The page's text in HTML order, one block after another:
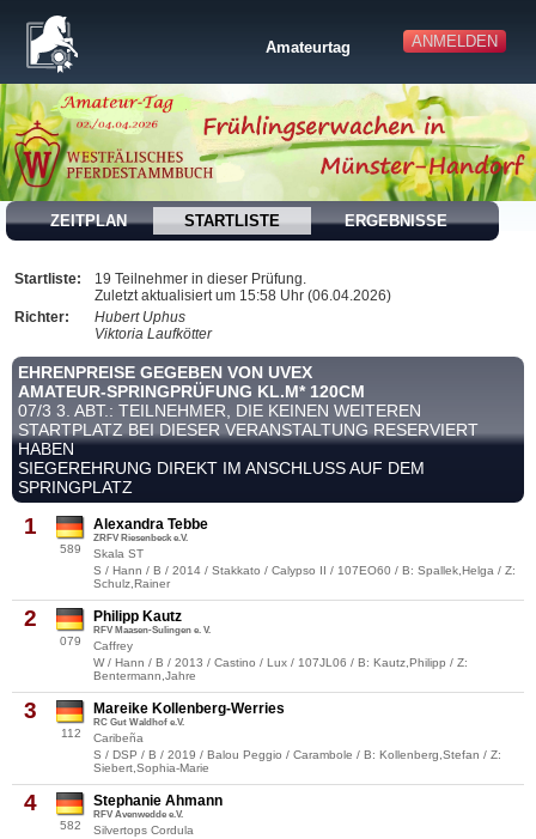
ANMELDEN
Amateurtag
ZEITPLAN STARTLISTE ERGEBNISSE
Startliste:
19 Teilnehmer in dieser Prüfung.
Zuletzt aktualisiert um 15:58 Uhr (06.04.2026)
Richter:
Hubert Uphus
Viktoria Laufkötter
EHRENPREISE GEGEBEN VON UVEX
AMATEUR-SPRINGPRÜFUNG KL.M* 120CM
07/3 3. ABT.: TEILNEHMER, DIE KEINEN WEITEREN
STARTPLATZ BEI DIESER VERANSTALTUNG RESERVIERT
HABEN
SIEGEREHRUNG DIREKT IM ANSCHLUSS AUF DEM
SPRINGPLATZ
1
589
Alexandra Tebbe
ZRFV Riesenbeck e.V.
Skala ST
S / Hann / B / 2014 / Stakkato / Calypso II / 107EO60 / B: Spallek,Helga / Z:
Schulz,Rainer
2
079
Philipp Kautz
RFV Maasen-Sulingen e. V.
Caffrey
W / Hann / B / 2013 / Castino / Lux / 107JL06 / B: Kautz,Philipp / Z:
Bentermann,Jahre
3
112
Mareike Kollenberg-Werries
RC Gut Waldhof e.V.
Caribeña
S / DSP / B / 2019 / Balou Peggio / Carambole / B: Kollenberg,Stefan / Z:
Siebert,Sophia-Marie
4
582
Stephanie Ahmann
RFV Avenwedde e.V.
Silvertops Cordula